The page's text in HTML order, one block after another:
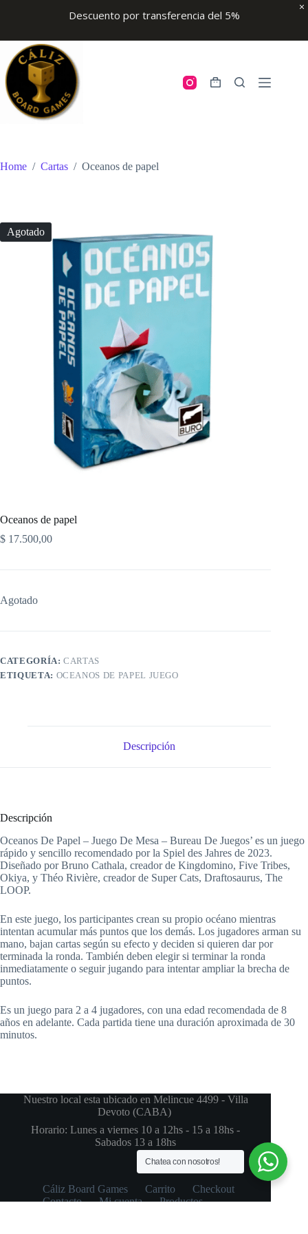
Descuento por transferencia del 5%
content
Shopping
Home / Cartas / Oceanos de papel
Agotado
Oceanos de papel
$ 17.500,00
Agotado
CATEGORÍA:CARTAS
ETIQUETA: OCEANOS DE PAPEL JUEGO
Descripción
Descripción
Oceanos De Papel – Juego De Mesa – Bureau De Juegos’ es un juego
rápido y sencillo recomendado por la Spiel des Jahres de 2023.
Diseñado por Bruno Cathala, creador de Kingdomino, Five Tribes,
Okiya, y Théo Rivière, creador de Super Cats, Draftosaurus, The
LOOP.
En este juego, los participantes crean su propio océano mientras
intentan acumular más puntos que los demás. Los jugadores arman su
mano, bajan cartas según su efecto y deciden si quieren dar por
terminada la ronda. También deben elegir si terminar la ronda
inmediatamente o seguir jugando para intentar ampliar la brecha de
puntos.
Es un juego para 2 a 4 jugadores, con una edad recomendada de 8
años en adelante. Cada partida tiene una duración aproximada de 30
minutos.
Nuestro local esta ubicado en Melincue 4499 - Villa
Devoto (CABA)
Horario: Lunes a viernes 10 a 12hs - 15 a 18hs -
Sabados 13 a 18hs
Cáliz Board Games Carrito
Checkout
Contacto
Mi cuenta Productos
Chatea con nosotros!